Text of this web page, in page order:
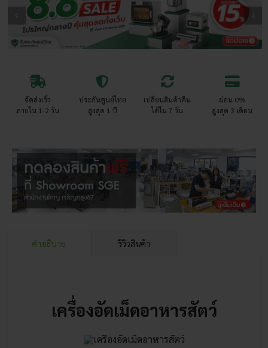
100
กก./
ชิ้น
จัดส่งเร็ว
ภายใน 1-2 วัน
ประกันศูนย์ไทย
สูงสุด 1 ปี
เปลี่ยนสินค้าคืน
ได้ใน 7 วัน
ผ่อน 0%
สูงสุด 3 เดือน
คำอธิบาย รีวิวสินค้า
เครื่องอัดเม็ดอาหารสัตว์